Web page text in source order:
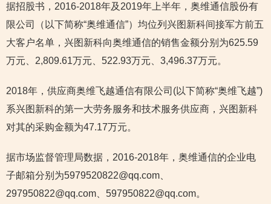
据招股书，2016-2018年及2019年上半年，奥维通信股份有
限公司（以下简称“奥维通信”）均位列兴图新科间接军方前五
大客户名单，兴图新科向奥维通信的销售金额分别为625.59
万元、2,809.61万元、522.93万元、3,496.37万元。
2018年，供应商奥维飞越通信有限公司(以下简称“奥维飞越”)
系兴图新科的第一大劳务服务和技术服务供应商，兴图新科
对其的采购金额为47.17万元。
据市场监督管理局数据，2016-2018年，奥维通信的企业电
子邮箱分别为5979520822@qq.com、
297950822@qq.com、597950822@qq.com。